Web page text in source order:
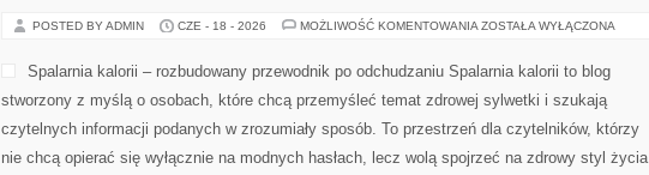
POSTED BY ADMIN CZE - 18 - 2026 MOŻLIWOŚĆ KOMENTOWANIA METODY
ZOSTAŁA WYŁĄCZONA
Spalarnia kalorii – rozbudowany przewodnik po odchudzaniu Spalarnia kalorii to blog
stworzony z myślą o osobach, które chcą przemyśleć temat zdrowej sylwetki i szukają
czytelnych informacji podanych w zrozumiały sposób. To przestrzeń dla czytelników, którzy
nie chcą opierać się wyłącznie na modnych hasłach, lecz wolą spojrzeć na zdrowy styl życia